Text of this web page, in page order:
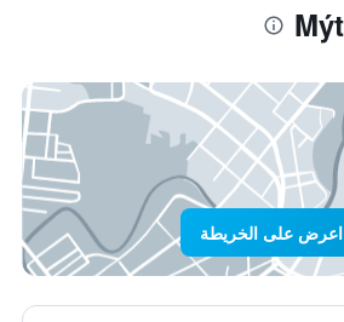
اعرض على الخريطة